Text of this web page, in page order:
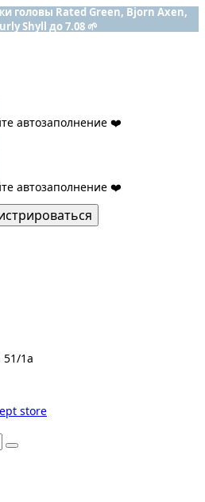
головы Rated Green, Bjorn Axen,
Shyll до 7.08 🌱
автозаполнение ❤️
автозаполнение ❤️
1а